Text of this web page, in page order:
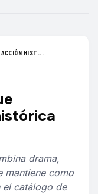
ACCIÓN HIST...
drama,
mantiene como
el catálogo de